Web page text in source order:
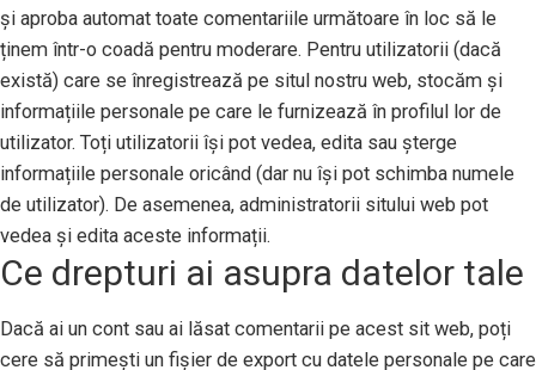
și aproba automat toate comentariile următoare în loc să le
ținem într-o coadă pentru moderare. Pentru utilizatorii (dacă
există) care se înregistrează pe situl nostru web, stocăm și
informațiile personale pe care le furnizează în profilul lor de
utilizator. Toți utilizatorii își pot vedea, edita sau șterge
informațiile personale oricând (dar nu își pot schimba numele
de utilizator). De asemenea, administratorii sitului web pot
vedea și edita aceste informații.
Ce drepturi ai asupra datelor tale
Dacă ai un cont sau ai lăsat comentarii pe acest sit web, poți
cere să primești un fișier de export cu datele personale pe care